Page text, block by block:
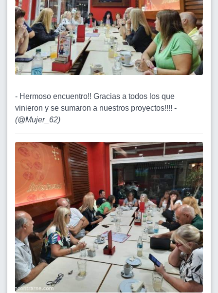
- Hermoso encuentro!! Gracias a todos los que
vinieron y se sumaron a nuestros proyectos!!!! -
(@Mujer_62)